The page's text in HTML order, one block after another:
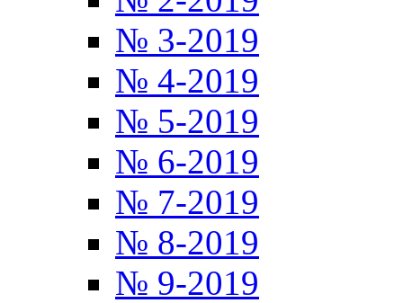
№ 3-2019
№ 4-2019
№ 5-2019
№ 6-2019
№ 7-2019
№ 8-2019
№ 9-2019